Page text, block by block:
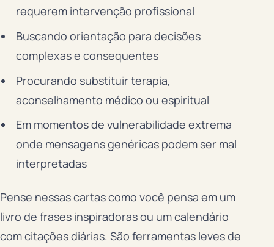
requerem intervenção profissional
Buscando orientação para decisões
complexas e consequentes
Procurando substituir terapia,
aconselhamento médico ou espiritual
Em momentos de vulnerabilidade extrema
onde mensagens genéricas podem ser mal
interpretadas
Pense nessas cartas como você pensa em um
livro de frases inspiradoras ou um calendário
com citações diárias. São ferramentas leves de